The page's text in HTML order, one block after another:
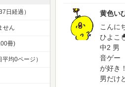
黄色い
こんに
ひよこ
中2 男
音ゲ
が好き！
男だけ
日経過）
せん
冊)
均0ページ）